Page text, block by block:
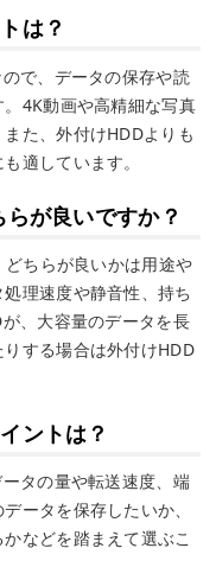
は？
で、データの保存や読
4K動画や高精細な写真
た、外付けHDDよりも
適しています。
が良いですか？
ちらが良いかは用途や
理速度や静音性、持ち
、大容量のデータを長
する場合は外付けHDD
ントは？
タの量や転送速度、端
ータを保存したいか、
などを踏まえて選ぶこ